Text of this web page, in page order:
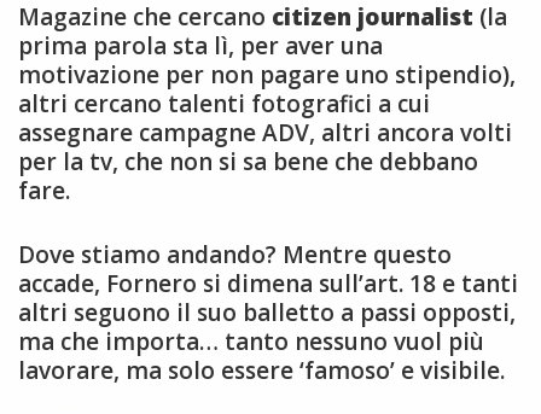
Magazine che cercano citizen journalist (la
prima parola sta lì, per aver una
motivazione per non pagare uno stipendio),
altri cercano talenti fotografici a cui
assegnare campagne ADV, altri ancora volti
per la tv, che non si sa bene che debbano
fare.
Dove stiamo andando? Mentre questo
accade, Fornero si dimena sull’art. 18 e tanti
altri seguono il suo balletto a passi opposti,
ma che importa… tanto nessuno vuol più
lavorare, ma solo essere ‘famoso’ e visibile.